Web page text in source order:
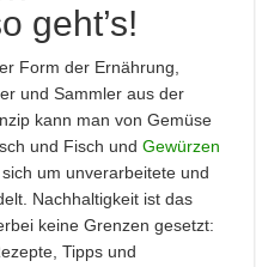
geht’s!
Form der Ernährung,
und Sammler aus der
kann man von Gemüse
und Fisch undGewürzen
um unverarbeitete und
Nachhaltigkeit ist das
keine Grenzen gesetzt:
Tipps und